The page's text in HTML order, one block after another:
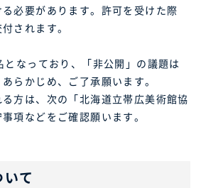
必要があります。許可を受けた際
されます。
なっており、「非公開」の議題は
らかじめ、ご了承願います。
方は、次の「北海道立帯広美術館協
項などをご確認願います。
て